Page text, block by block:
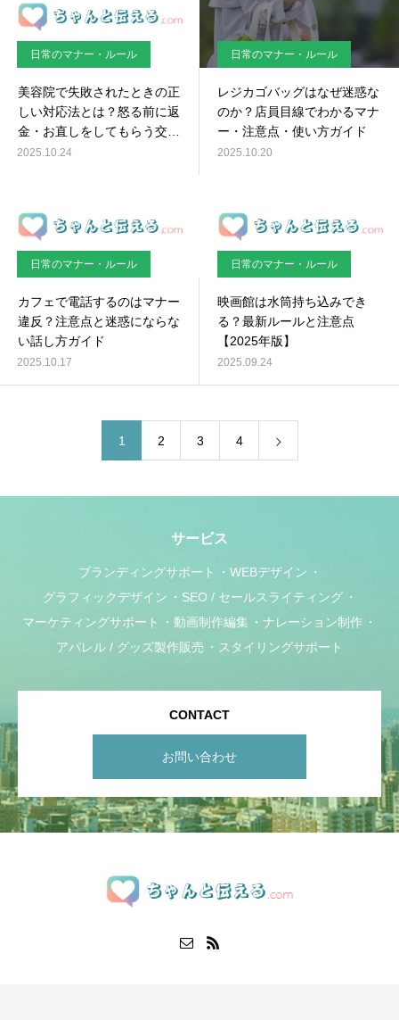
日常のマナー・ルール
美容院で失敗されたときの正
しい対応法とは？怒る前に返
金・お直しをしてもらう交渉
術
2025.10.24
日常のマナー・ルール
レジカゴバッグはなぜ迷惑な
のか？店員目線でわかるマナ
ー・注意点・使い方ガイド
2025.10.20
日常のマナー・ルール
カフェで電話するのはマナー
違反？注意点と迷惑にならな
い話し方ガイド
2025.10.17
日常のマナー・ルール
映画館は水筒持ち込みでき
る？最新ルールと注意点
【2025年版】
2025.09.24
1 2 3 4
サービス
ブランディングサポート
WEBデザイン
グラフィックデザイン
SEO / セールスライティング
マーケティングサポート
動画制作編集
ナレーション制作
アパレル / グッズ製作販売
スタイリングサポート
CONTACT
お問い合わせ